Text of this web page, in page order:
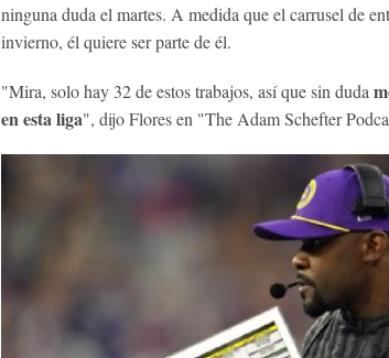
ninguna duda el martes. A medida que el carrusel de
invierno, él quiere ser parte de él.
"Mira, solo hay 32 de estos trabajos, así que sin duda
en esta liga", dijo Flores en "The Adam Schefter